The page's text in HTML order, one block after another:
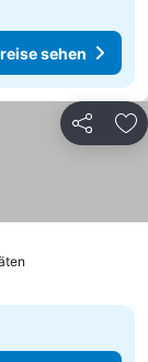
sehen
Teilen